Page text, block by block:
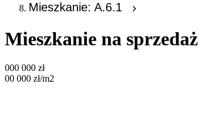
Mieszkanie: A.6.1
Mieszkanie na
000 000 zł
00 000 zł/m2